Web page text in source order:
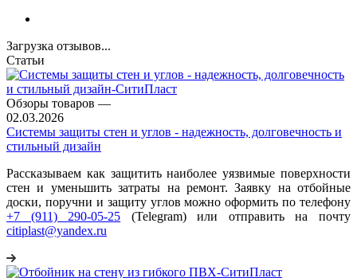
Загрузка отзывов...
Статьи
Обзоры товаров —
02.03.2026
Системы защиты стен и углов - надежность, долговечность и
стильный дизайн
Рассказываем как защитить наиболее уязвимые поверхности
стен и уменьшить затраты на ремонт. Заявку на отбойные
доски, поручни и защиту углов можно оформить по телефону
+7 (911) 290-05-25 (Telegram) или отправить на почту
citiplast@yandex.ru